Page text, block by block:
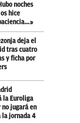
noches
hice
deja el
tras cuatro
y ficha por
la Euroliga
no jugará en
la jornada 4